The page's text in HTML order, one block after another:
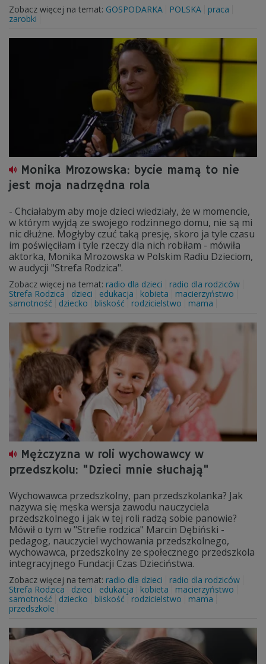
Zobacz więcej na temat: GOSPODARKA POLSKA
praca
zarobki
Monika Mrozowska: bycie mamą to nie
jest moja nadrzędna rola
- Chciałabym aby moje dzieci wiedziały, że w momencie,
w którym wyjdą ze swojego rodzinnego domu, nie są mi
nic dłużne. Mogłyby czuć taką presję, skoro ja tyle czasu
im poświęciłam i tyle rzeczy dla nich robiłam - mówiła
aktorka, Monika Mrozowska w Polskim Radiu Dzieciom,
w audycji "Strefa Rodzica".
Zobacz więcej na temat: radio dla dzieci
radio dla rodziców
Strefa Rodzica
dzieci edukacja kobieta
macierzyństwo
samotność
dziecko bliskość rodzicielstwo mama
Mężczyzna w roli wychowawcy w
przedszkolu: "Dzieci mnie słuchają"
Wychowawca przedszkolny, pan przedszkolanka? Jak
nazywa się męska wersja zawodu nauczyciela
przedszkolnego i jak w tej roli radzą sobie panowie?
Mówił o tym w "Strefie rodzica" Marcin Dębiński -
pedagog, nauczyciel wychowania przedszkolnego,
wychowawca, przedszkolny ze społecznego przedszkola
integracyjnego Fundacji Czas Dzieciństwa.
Zobacz więcej na temat: radio dla dzieci
radio dla rodziców
Strefa Rodzica
dzieci edukacja kobieta
macierzyństwo
samotność
dziecko bliskość rodzicielstwo
mama
przedszkole